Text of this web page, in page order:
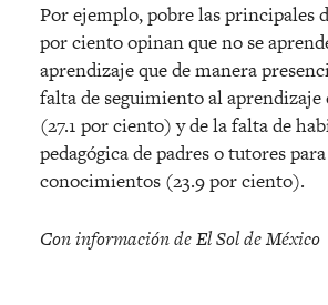
Por ejemplo, pobre las principales
por ciento opinan que no se
aprendizaje que de manera
falta de seguimiento al aprendizaje
(27.1 por ciento) y de la falta de
pedagógica de padres o tutores
conocimientos (23.9 por ciento).
Con información de El Sol de México